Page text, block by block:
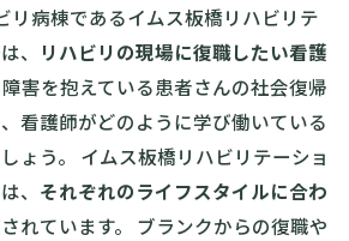
リ病棟であるイムス板橋リハビリテ
、
リハビリの現場に復職したい看護
障害を抱えている患者さんの社会復帰
看護師がどのように学び働いている
ょう。 イムス板橋リハビリテーショ
、 それぞれのライフスタイルに合わ
れています。 ブランクからの復職や